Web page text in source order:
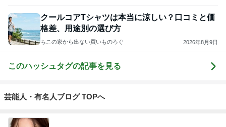
クールコアTシャツは本当に涼しい？口コミと価
格差、用途別の選び方
ちこの家から出ない買いものろぐ 2026年8月9日
このハッシュタグの記事を見る
芸能人・有名人ブログ TOPへ